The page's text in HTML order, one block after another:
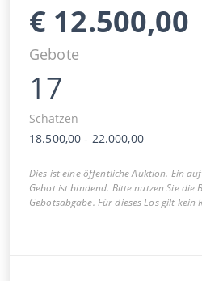
€ 12.500,00
Gebote
17
Schätzen
18.500,00 - 22.000,00
Dies ist eine öffentliche Auktion. Ein
Gebot ist bindend. Bitte nutzen Sie die
Gebotsabgabe. Für dieses Los gilt kein